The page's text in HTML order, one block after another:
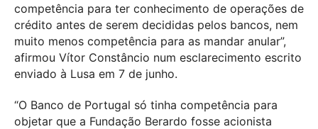
competência para ter conhecimento de operações de
crédito antes de serem decididas pelos bancos, nem
muito menos competência para as mandar anular”,
afirmou Vítor Constâncio num esclarecimento escrito
enviado à Lusa em 7 de junho.
“O Banco de Portugal só tinha competência para
objetar que a Fundação Berardo fosse acionista